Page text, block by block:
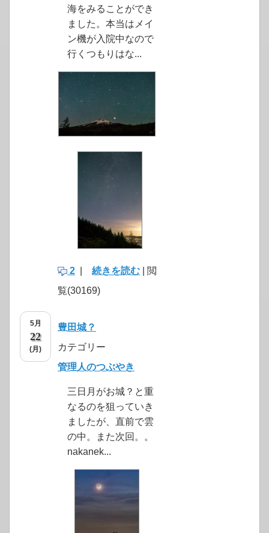
海をみることができ
ました。本当はメイ
ン機が入院中なので
行くつもりはな...
2 続きを読む | 閲
覧(30169)
5月
22
(月)
豊田城？
カテゴリー
管理人のつぶやき
三日月がお城？と重
なるのを狙っていき
ましたが、直前で雲
の中。また次回。。
nakanek...